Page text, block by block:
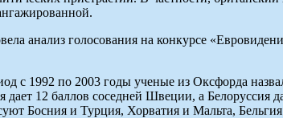
анализ голосования на конкурсе
с 1992 по 2003 годы ученые из Оксфорда
12 баллов соседней Швеции, а
Босния и Турция, Хорватия и Мальта,